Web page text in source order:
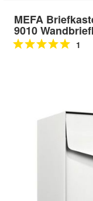
MEFA
9010
1